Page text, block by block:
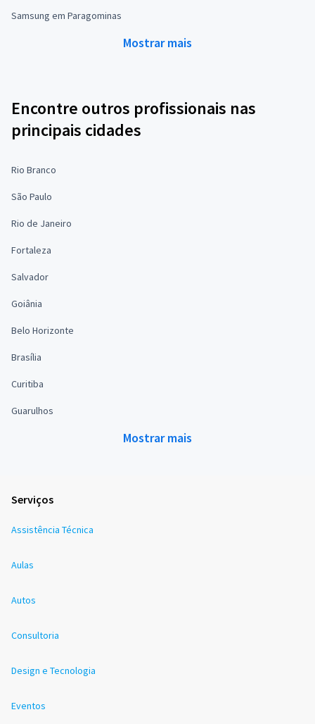
Samsung em Paragominas
Mostrar mais
Encontre outros profissionais nas
principais cidades
Rio Branco
São Paulo
Rio de Janeiro
Fortaleza
Salvador
Goiânia
Belo Horizonte
Brasília
Curitiba
Guarulhos
Mostrar mais
Serviços
Assistência Técnica
Aulas
Autos
Consultoria
Design e Tecnologia
Eventos